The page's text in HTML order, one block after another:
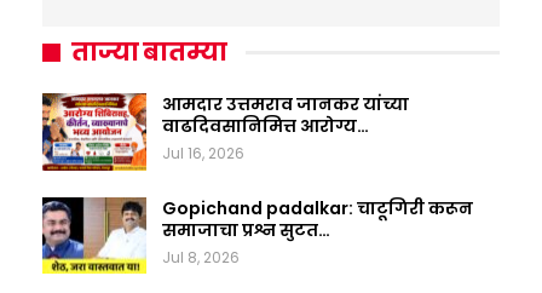
ताज्या बातम्या
आमदार उत्तमराव जानकर यांच्या
वाढदिवसानिमित्त आरोग्य…
Jul 16, 2026
Gopichand padalkar: चाटूगिरी करून
समाजाचा प्रश्न सुटत…
Jul 8, 2026